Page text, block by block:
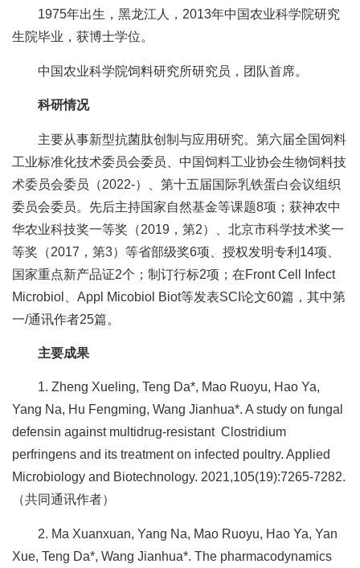
教
党
建
工
1975年出生，黑龙江人，2013年中国农业科学院研究
生院毕业，获博士学位。
中国农业科学院饲料研究所研究员，团队首席。
科研情况
主要从事新型抗菌肽创制与应用研究。第六届全国饲料
工业标准化技术委员会委员、中国饲料工业协会生物饲料技
术委员会委员（2022-）、第十五届国际乳铁蛋白会议组织
委员会委员。先后主持国家自然基金等课题8项；获神农中
华农业科技奖一等奖（2019，第2）、北京市科学技术奖一
等奖（2017，第3）等省部级奖6项、授权发明专利14项、
国家重点新产品证2个；制订行标2项；在Front Cell Infect
Microbiol、Appl Micobiol Biot等发表SCI论文60篇，其中第
一/通讯作者25篇。
主要成果
1. Zheng Xueling, Teng Da*, Mao Ruoyu, Hao Ya,
Yang Na, Hu Fengming, Wang Jianhua*. A study on fungal
defensin against multidrug-resistant Clostridium
perfringens and its treatment on infected poultry. Applied
Microbiology and Biotechnology. 2021,105(19):7265-7282.
（共同通讯作者）
2. Ma Xuanxuan, Yang Na, Mao Ruoyu, Hao Ya, Yan
Xue, Teng Da*, Wang Jianhua*. The pharmacodynamics